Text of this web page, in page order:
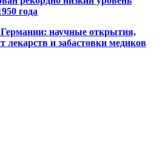
года
научные открытия,
лекарств и забастовки медиков